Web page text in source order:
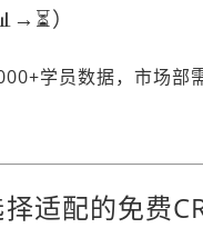
）
学员数据，市场
适配的免费